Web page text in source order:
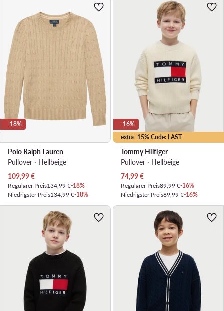
-18%
Polo Ralph Lauren
Pullover · Hellbeige
Aktueller Preis
109,99€
Regulärer Preis134,99 €-18%
Niedrigster Preis134,99 €-18%
extra -15% Code: LAST
-16%
Tommy Hilfiger
Pullover · Hellbeige
Aktueller Preis
74,99€
Regulärer Preis89,99 €-16%
Niedrigster Preis89,99 €-16%